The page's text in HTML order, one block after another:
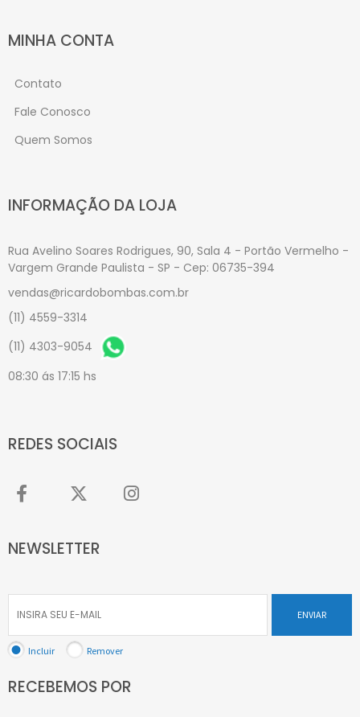
MINHA CONTA
Contato
Fale Conosco
Quem Somos
INFORMAÇÃO DA LOJA
Rua Avelino Soares Rodrigues, 90, Sala 4 - Portão Vermelho -
Vargem Grande Paulista - SP - Cep: 06735-394
vendas@ricardobombas.com.br
(11) 4559-3314
(11) 4303-9054
08:30 ás 17:15 hs
REDES SOCIAIS
NEWSLETTER
ENVIAR
Incluir Remover
RECEBEMOS POR